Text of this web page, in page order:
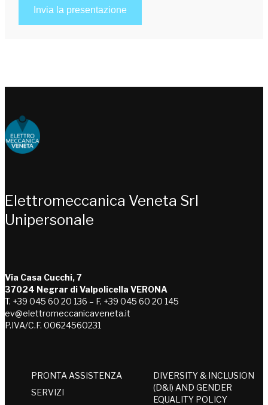
Invia la presentazione
Elettromeccanica Veneta Srl
Unipersonale
Via Casa Cucchi, 7
37024 Negrar di Valpolicella VERONA
T. +39 045 60 20 136 – F. +39 045 60 20 145
ev@elettromeccanicaveneta.it
P.IVA/C.F. 00624560231
PRONTA ASSISTENZA
SERVIZI
DIVERSITY & INCLUSION
(D&I) AND GENDER
EQUALITY POLICY